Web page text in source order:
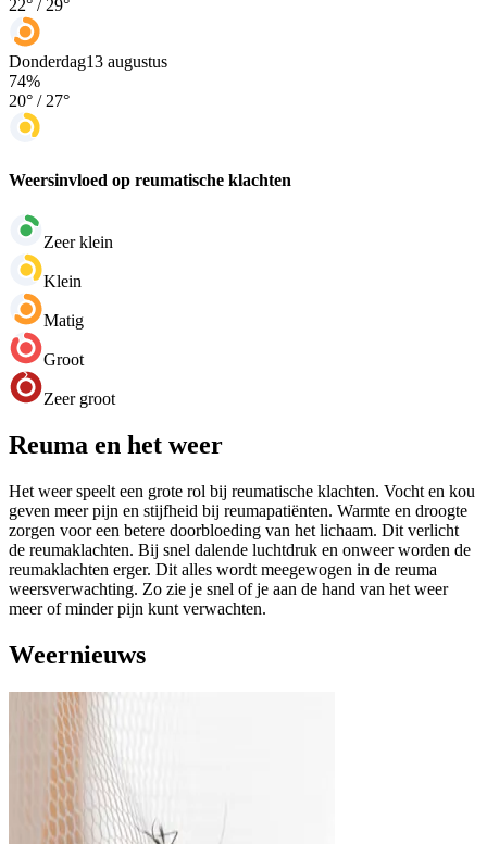
22° / 29°
Donderdag13 augustus
74%
20° / 27°
Weersinvloed op reumatische klachten
Zeer klein
Klein
Matig
Groot
Zeer groot
Reuma en het weer
Het weer speelt een grote rol bij reumatische klachten. Vocht en kou
geven meer pijn en stijfheid bij reumapatiënten. Warmte en droogte
zorgen voor een betere doorbloeding van het lichaam. Dit verlicht
de reumaklachten. Bij snel dalende luchtdruk en onweer worden de
reumaklachten erger. Dit alles wordt meegewogen in de reuma
weersverwachting. Zo zie je snel of je aan de hand van het weer
meer of minder pijn kunt verwachten.
Weernieuws